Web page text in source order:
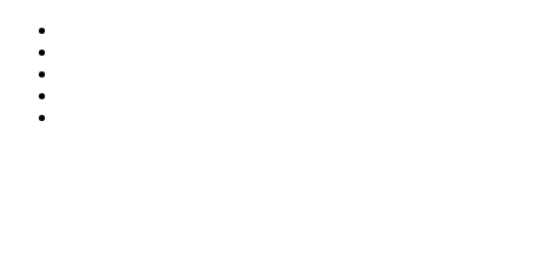
Zum
Inhalt
springen